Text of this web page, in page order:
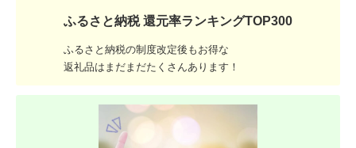
ふるさと納税 還元率ランキングTOP300
ふるさと納税の制度改定後もお得な
返礼品はまだまだたくさんあります！